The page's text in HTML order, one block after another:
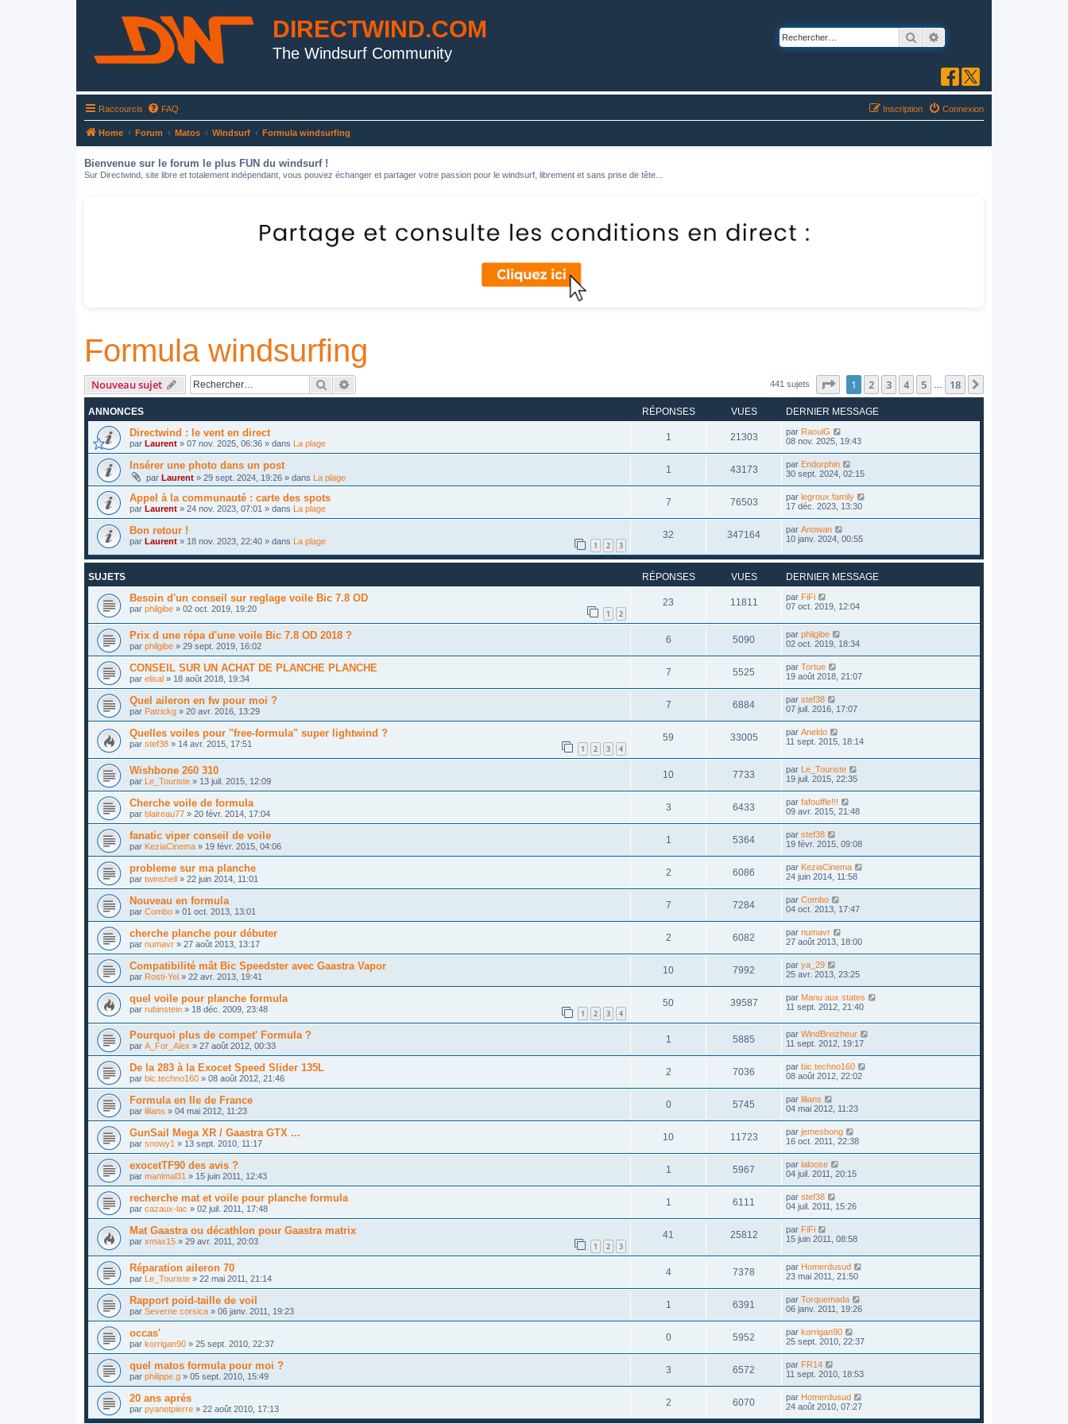
DIRECTWIND.COM
The Windsurf Community
Rechercher
Raccourcis FAQ Connexion
Inscription
Home Forum Matos Windsurf Formula windsurfing
Bienvenue sur le forum le plus FUN du windsurf !
Sur Directwind, site libre et totalement indépendant, vous pouvez échanger et partager votre passion pour le windsurf, librement et sans prise de tête...
Formula windsurfing
Nouveau sujet Rechercher 441 sujets Page sur18
1 2 3 4 5 18
ANNONCES RÉPONSES VUES DERNIER MESSAGE
Directwind : le vent en direct
par Laurent » 07 nov. 2025, 06:36 » dans La plage
1 21303 par RaoulG
08 nov. 2025, 19:43
Insérer une photo dans un post
par Laurent » 29 sept. 2024, 19:26 » dans La plage
1 43173 par Endorphin
30 sept. 2024, 02:15
Appel à la communauté : carte des spots
par Laurent » 24 nov. 2023, 07:01 » dans La plage
7 76503 par legroux.family
17 déc. 2023, 13:30
Bon retour !
par Laurent » 18 nov. 2023, 22:40 » dans La plage 1 2 3
32 347164 par Anowan
10 janv. 2024, 00:55
SUJETS RÉPONSES VUES DERNIER MESSAGE
Besoin d'un conseil sur reglage voile Bic 7.8 OD
par philgibe » 02 oct. 2019, 19:20 1 2
23 11811 par FiFi
07 oct. 2019, 12:04
Prix d une répa d'une voile Bic 7.8 OD 2018 ?
par philgibe » 29 sept. 2019, 16:02
6 5090 par philgibe
02 oct. 2019, 18:34
CONSEIL SUR UN ACHAT DE PLANCHE PLANCHE
par elisal » 18 août 2018, 19:34
7 5525 par Tortue
19 août 2018, 21:07
Quel aileron en fw pour moi ?
par Patrickg » 20 avr. 2016, 13:29
7 6884 par stef38
07 juil. 2016, 17:07
Quelles voiles pour "free-formula" super lightwind ?
par stef38 » 14 avr. 2015, 17:51 1 2 3 4
59 33005 par Aneldo
11 sept. 2015, 18:14
Wishbone 260 310
par Le_Touriste » 13 juil. 2015, 12:09
10 7733 par Le_Touriste
19 juil. 2015, 22:35
Cherche voile de formula
par blaireau77 » 20 févr. 2014, 17:04
3 6433 par fafouffle!!!
09 avr. 2015, 21:48
fanatic viper conseil de voile
par KeziaCinema » 19 févr. 2015, 04:06
1 5364 par stef38
19 févr. 2015, 09:08
probleme sur ma planche
par twinshell » 22 juin 2014, 11:01
2 6086 par KeziaCinema
24 juin 2014, 11:58
Nouveau en formula
par Combo » 01 oct. 2013, 13:01
7 7284 par Combo
04 oct. 2013, 17:47
cherche planche pour débuter
par numavr » 27 août 2013, 13:17
2 6082 par numavr
27 août 2013, 18:00
Compatibilité mât Bic Speedster avec Gaastra Vapor
par Rosti-Yel » 22 avr. 2013, 19:41
10 7992 par ya_29
25 avr. 2013, 23:25
quel voile pour planche formula
par rubinstein » 18 déc. 2009, 23:48 1 2 3 4
50 39587 par Manu aux states
11 sept. 2012, 21:40
Pourquoi plus de compet' Formula ?
par A_For_Alex » 27 août 2012, 00:33
1 5885 par WindBreizheur
11 sept. 2012, 19:17
De la 283 à la Exocet Speed Slider 135L
par bic.techno160 » 08 août 2012, 21:46
2 7036 par bic.techno160
08 août 2012, 22:02
Formula en Ile de France
par lilians » 04 mai 2012, 11:23
0 5745 par lilians
04 mai 2012, 11:23
GunSail Mega XR / Gaastra GTX ...
par snowy1 » 13 sept. 2010, 11:17
10 11723 par jemesbong
16 oct. 2011, 22:38
exocetTF90 des avis ?
par manimal31 » 15 juin 2011, 12:43
1 5967 par laloose
04 juil. 2011, 20:15
recherche mat et voile pour planche formula
par cazaux-lac » 02 juil. 2011, 17:48
1 6111 par stef38
04 juil. 2011, 15:26
Mat Gaastra ou décathlon pour Gaastra matrix
par xmax15 » 29 avr. 2011, 20:03 1 2 3
41 25812 par FiFi
15 juin 2011, 08:58
Réparation aileron 70
par Le_Touriste » 22 mai 2011, 21:14
4 7378 par Homerdusud
23 mai 2011, 21:50
Rapport poid-taille de voil
par Severne corsica » 06 janv. 2011, 19:23
1 6391 par Torquemada
06 janv. 2011, 19:26
occas'
par korrigan90 » 25 sept. 2010, 22:37
0 5952 par korrigan90
25 sept. 2010, 22:37
quel matos formula pour moi ?
par philippe.g » 05 sept. 2010, 15:49
3 6572 par FR14
11 sept. 2010, 18:53
20 ans aprés
par pyanetpierre » 22 août 2010, 17:13
2 6070 par Homerdusud
24 août 2010, 07:27